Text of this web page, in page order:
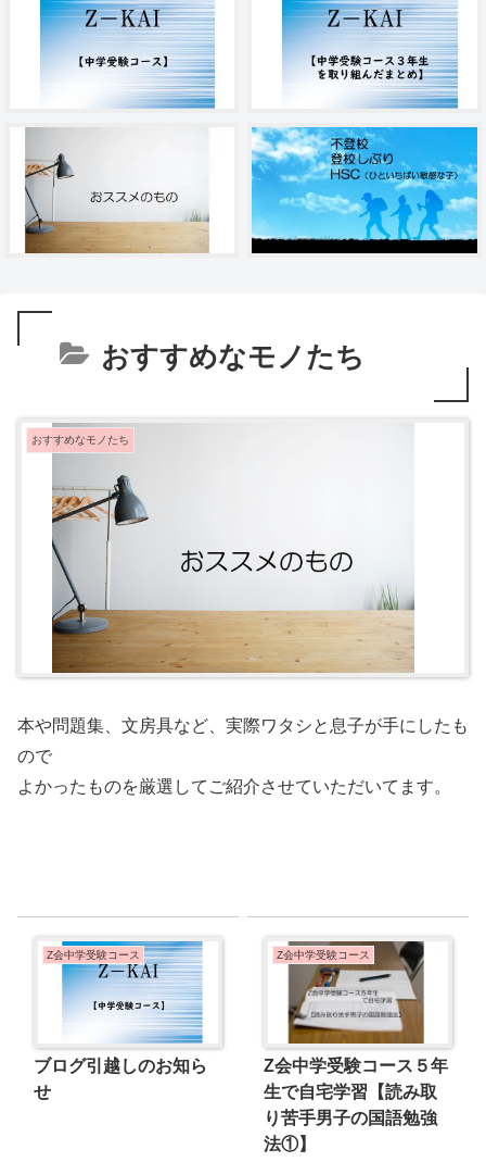
おすすめなモノたち
おすすめなモノたち
本や問題集、文房具など、実際ワタシと息子が手にしたも
ので
よかったものを厳選してご紹介させていただいてます。
Z会中学受験コース
ブログ引越しのお知ら
せ
Z会中学受験コース
Z会中学受験コース５年
生で自宅学習【読み取
り苦手男子の国語勉強
法①】